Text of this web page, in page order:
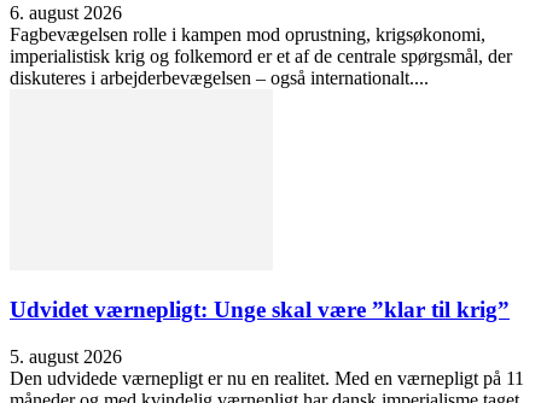
6. august 2026
Fagbevægelsen rolle i kampen mod oprustning, krigsøkonomi,
imperialistisk krig og folkemord er et af de centrale spørgsmål, der
diskuteres i arbejderbevægelsen – også internationalt....
Udvidet værnepligt: Unge skal være ”klar til krig”
5. august 2026
Den udvidede værnepligt er nu en realitet. Med en værnepligt på 11